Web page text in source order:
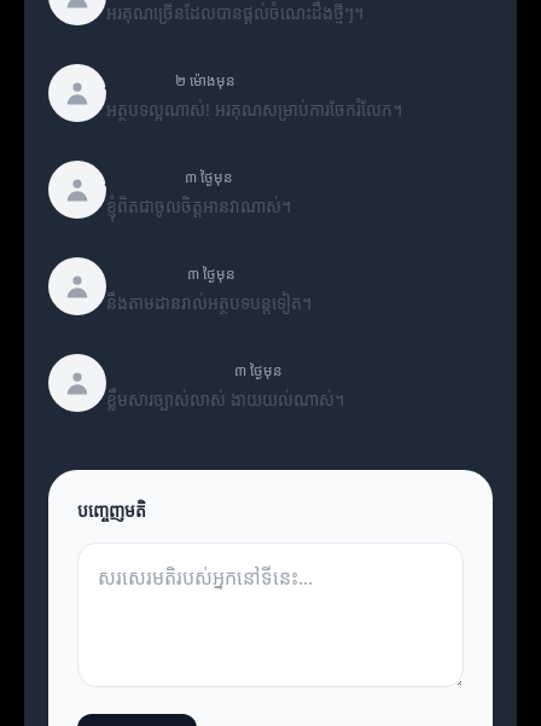
អរគុណច្រើនដែលបានផ្តល់ចំណេះដឹងថ្មីៗ។
២ ម៉ោងមុន
អត្ថបទល្អណាស់! អរគុណសម្រាប់ការចែករំលែក។
៣ ថ្ងៃមុន
ខ្ញុំពិតជាចូលចិត្តអានវាណាស់។
៣ ថ្ងៃមុន
នឹងតាមដានរាល់អត្ថបទបន្តទៀត។
៣ ថ្ងៃមុន
ខ្លឹមសារច្បាស់លាស់ ងាយយល់ណាស់។
បញ្ចេញមតិ